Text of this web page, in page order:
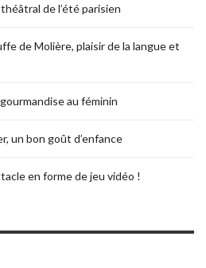
de l’été parisien
de Molière, plaisir de la langue et
au féminin
un bon goût d’enfance
en forme de jeu vidéo !